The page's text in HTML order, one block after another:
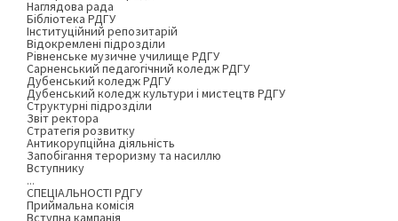
Наглядова рада
Бібліотека РДГУ
Інституційний репозитарій
Відокремлені підрозділи
Рівненське музичне училище РДГУ
Сарненський педагогічний коледж РДГУ
Дубенський коледж РДГУ
Дубенський коледж культури і мистецтв РДГУ
Структурні підрозділи
Звіт ректора
Стратегія розвитку
Антикорупційна діяльність
Запобігання тероризму та насиллю
Вступнику
...
СПЕЦІАЛЬНОСТІ РДГУ
Приймальна комісія
Вступна кампанія